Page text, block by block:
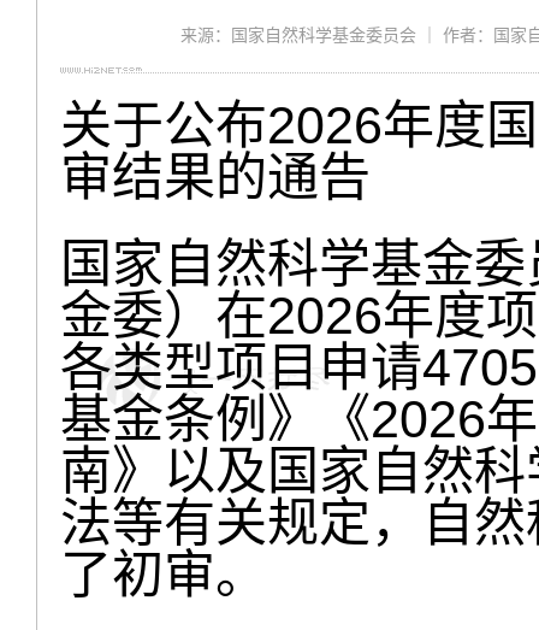
来源：国家自然科学基金委员会 ｜ 作者：国
关于公布2026年度
审结果的通告
国家自然科学基金
金委）在2026年度
各类型项目申请
基金条例》《2026
南》以及国家自然
法等有关规定，自
了初审。